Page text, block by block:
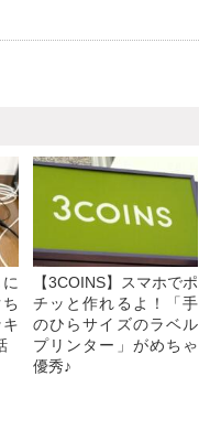
【3COINS】スマホでポ
チッと作れるよ！「手
のひらサイズのラベル
プリンター」がめちゃ
優秀♪